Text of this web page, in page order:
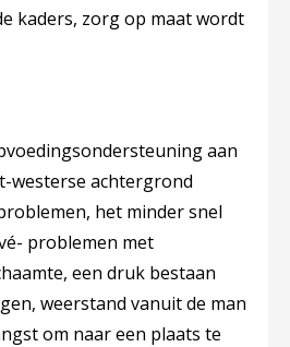
kaders, zorg op maat wordt
aan
westerse achtergrond
het minder snel
problemen met
een druk bestaan
weerstand vanuit de man
om naar een plaats te